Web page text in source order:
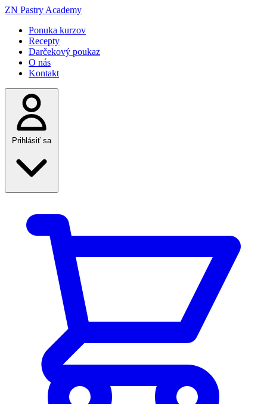
ZN Pastry Academy
Ponuka kurzov
Recepty
Darčekový poukaz
O nás
Kontakt
Prihlásiť sa